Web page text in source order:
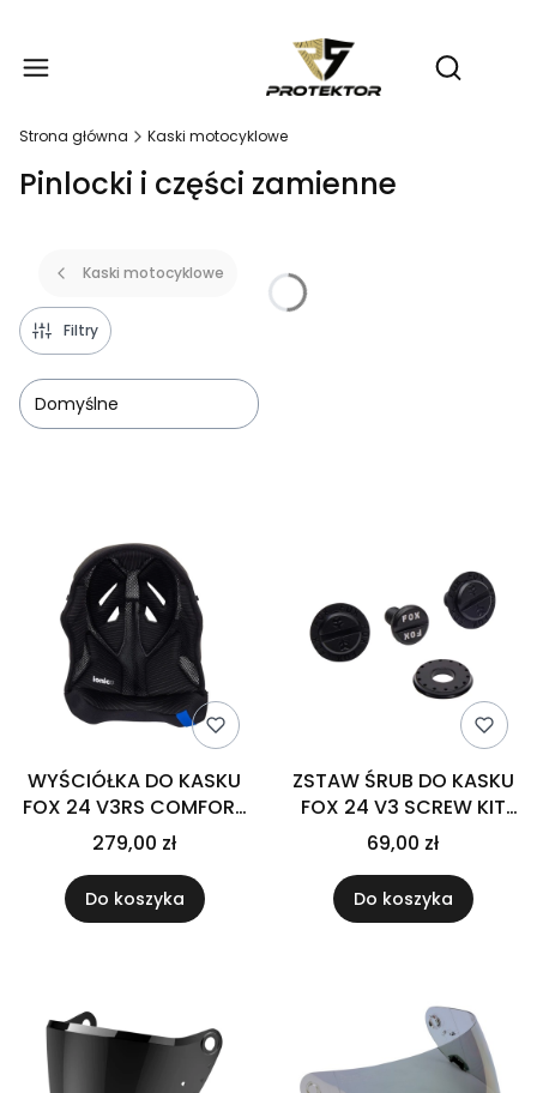
Otwórz
Strona główna Kaski motocyklowe
Pinlocki i części zamienne
Kaski motocyklowe
Filtry
Domyślne
WYŚCIÓŁKA DO KASKU
FOX 24 V3RS COMFORT
LINER STANDARD BLACK
279,00 zł
Do koszyka
ZSTAW ŚRUB DO KASKU
FOX 24 V3 SCREW KIT
BLACK
69,00 zł
Do koszyka